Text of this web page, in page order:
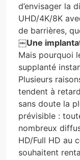
d’envisager la
UHD/4K/8K
de barrières,
￼Une
Mais pourquoi
supplanté
Plusieurs
tendent à
sans doute la
prévisible :
nombreux
HD/Full HD au
souhaitent